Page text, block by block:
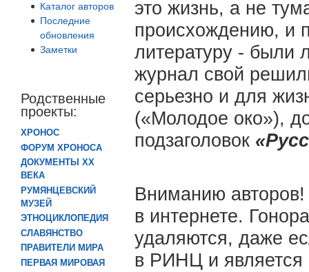
Каталог авторов
Последние
обновления
Заметки
Родственные
проекты:
ХРОНОС
ФОРУМ ХРОНОСА
ДОКУМЕНТЫ XX
ВЕКА
РУМЯНЦЕВСКИЙ
МУЗЕЙ
ЭТНОЦИКЛОПЕДИЯ
СЛАВЯНСТВО
ПРАВИТЕЛИ МИРА
ПЕРВАЯ МИРОВАЯ
это жизнь, а не
происхождению, и
литературу -
журнал свой
серьезно и для
(«Молодое око»),
подзаголовок
Вниманию
в интернете.
удаляются, даже
в РИНЦ и